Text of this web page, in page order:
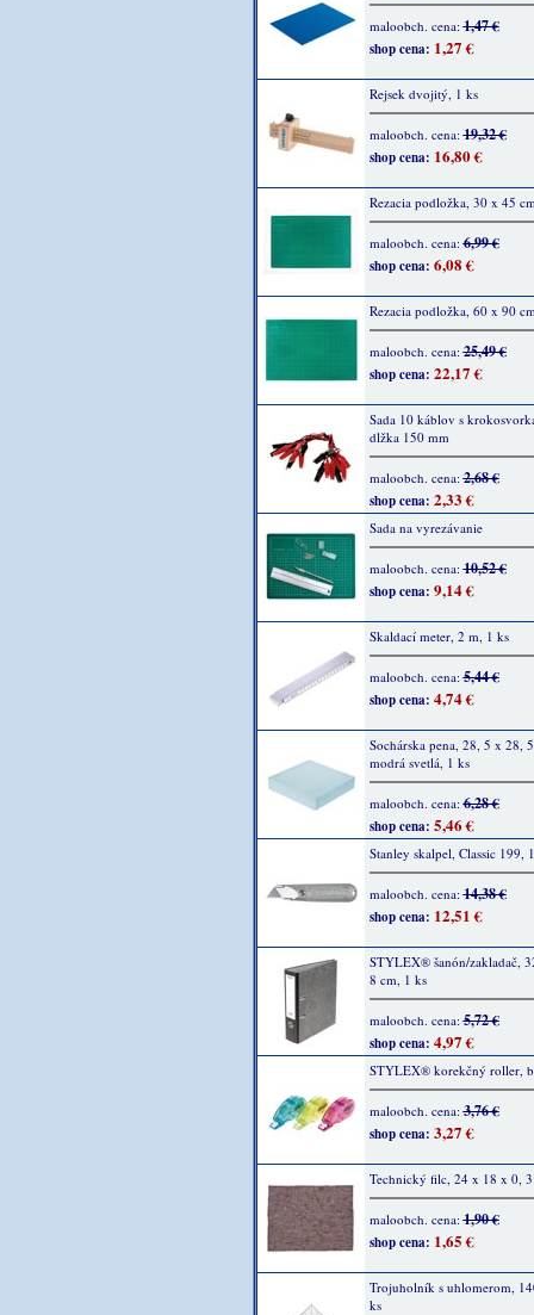
maloobch. cena:1,47 €
shop cena: 1,27 €
Rejsek dvojitý, 1 ks
maloobch. cena:19,32 €
shop cena: 16,80 €
Rezacia podložka, 30 x 45
maloobch. cena:6,99 €
shop cena: 6,08 €
Rezacia podložka, 60 x 90
maloobch. cena:25,49 €
shop cena: 22,17 €
Sada 10 káblov s
dlžka 150 mm
maloobch. cena:2,68 €
shop cena: 2,33 €
Sada na vyrezávanie
maloobch. cena:10,52 €
shop cena: 9,14 €
Skaldací meter, 2 m, 1 ks
maloobch. cena:5,44 €
shop cena: 4,74 €
Sochárska pena, 28, 5 x 28,
modrá svetlá, 1 ks
maloobch. cena:6,28 €
shop cena: 5,46 €
Stanley skalpel, Classic 199,
maloobch. cena:14,38 €
shop cena: 12,51 €
STYLEX® šanón/zakladač,
8 cm, 1 ks
maloobch. cena:5,72 €
shop cena: 4,97 €
STYLEX® korekčný roller,
maloobch. cena:3,76 €
shop cena: 3,27 €
Technický filc, 24 x 18 x 0,
maloobch. cena:1,90 €
shop cena: 1,65 €
Trojuholník s uhlomerom,
ks